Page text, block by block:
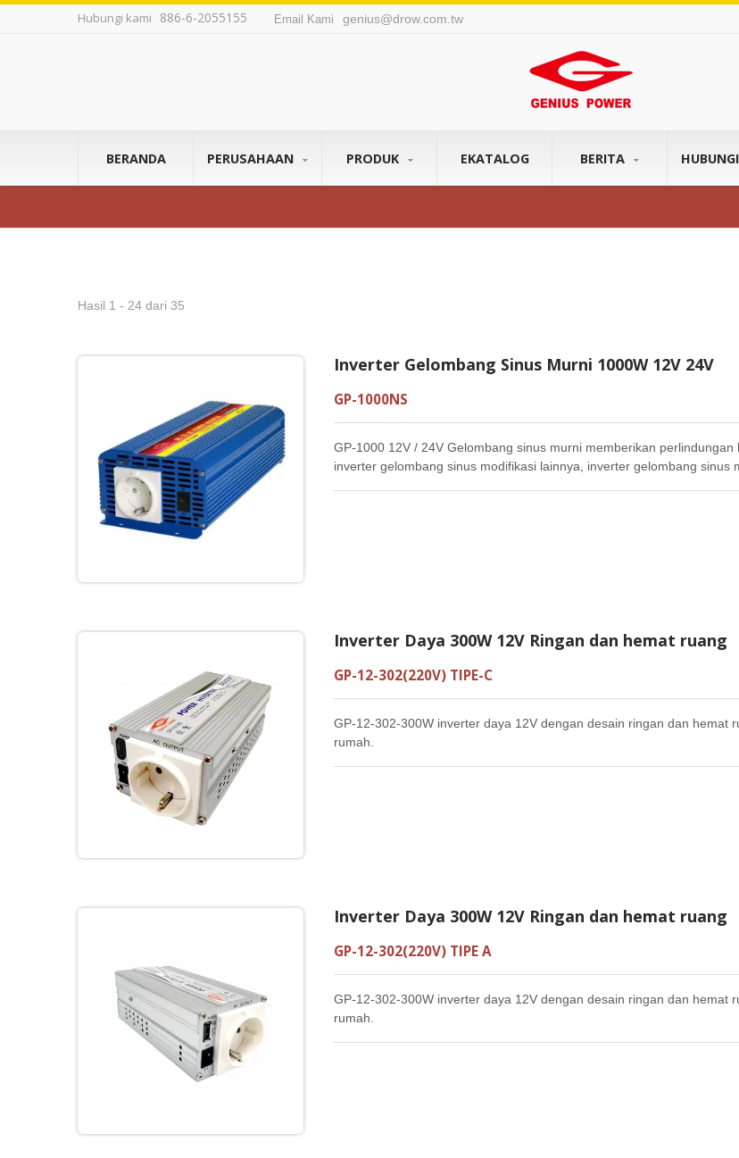
Hubungi kami 886-6-2055155 Email Kami genius@drow.com.tw
BERANDA PERUSAHAAN PRODUK EKATALOG BERITA
Hasil 1 - 24 dari 35
Inverter Gelombang Sinus Murni 1000W 12V 24V
GP-1000NS
GP-1000 12V / 24V Gelombang sinus murni memberikan
inverter gelombang sinus modifikasi lainnya, inverter gelombang
Inverter Daya 300W 12V Ringan dan hemat ruang
GP-12-302(220V) TIPE-C
GP-12-302-300W inverter daya 12V dengan desain ringan dan
rumah.
Inverter Daya 300W 12V Ringan dan hemat ruang
GP-12-302(220V) TIPE A
GP-12-302-300W inverter daya 12V dengan desain ringan dan
rumah.